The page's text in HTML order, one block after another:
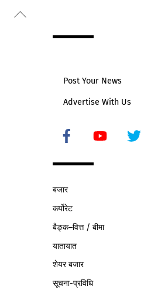
Back
Post Your News
Advertise With Us
Icon
बजार
कर्पोरेट
बैङ्क–वित्त / बीमा
यातायात
शेयर बजार
सूचना-प्रविधि